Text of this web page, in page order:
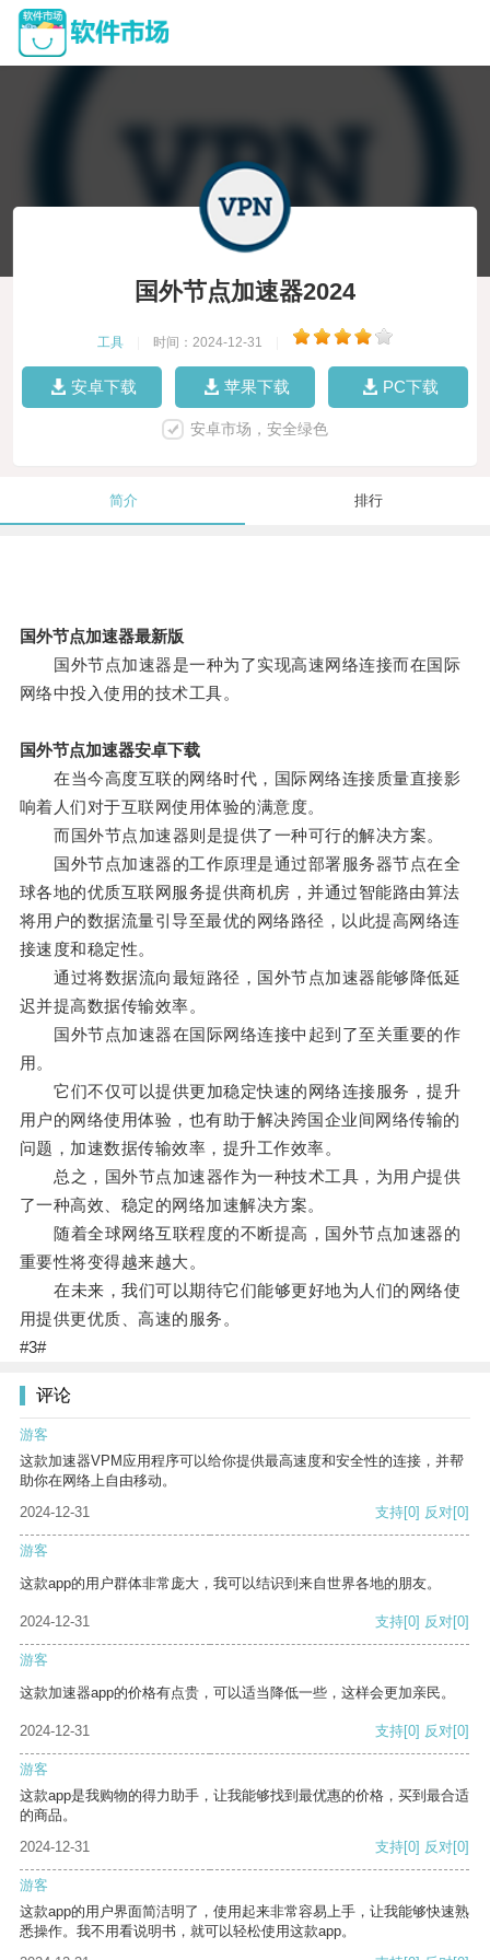
国外节点加速器2024
工具 时间：2024-12-31
安卓下载 苹果下载 PC下载
安卓市场，安全绿色
简介 排行
国外节点加速器最新版
国外节点加速器是一种为了实现高速网络连接而在国际
网络中投入使用的技术工具。
国外节点加速器安卓下载
在当今高度互联的网络时代，国际网络连接质量直接影
响着人们对于互联网使用体验的满意度。
而国外节点加速器则是提供了一种可行的解决方案。
国外节点加速器的工作原理是通过部署服务器节点在全
球各地的优质互联网服务提供商机房，并通过智能路由算法
将用户的数据流量引导至最优的网络路径，以此提高网络连
接速度和稳定性。
通过将数据流向最短路径，国外节点加速器能够降低延
迟并提高数据传输效率。
国外节点加速器在国际网络连接中起到了至关重要的作
用。
它们不仅可以提供更加稳定快速的网络连接服务，提升
用户的网络使用体验，也有助于解决跨国企业间网络传输的
问题，加速数据传输效率，提升工作效率。
总之，国外节点加速器作为一种技术工具，为用户提供
了一种高效、稳定的网络加速解决方案。
随着全球网络互联程度的不断提高，国外节点加速器的
重要性将变得越来越大。
在未来，我们可以期待它们能够更好地为人们的网络使
用提供更优质、高速的服务。
#3#
评论
游客
这款加速器VPM应用程序可以给你提供最高速度和安全性的连接，并帮
助你在网络上自由移动。
2024-12-31
支持[0] 反对[0]
游客
这款app的用户群体非常庞大，我可以结识到来自世界各地的朋友。
2024-12-31 支持[0] 反对[0]
游客
这款加速器app的价格有点贵，可以适当降低一些，这样会更加亲民。
2024-12-31 支持[0] 反对[0]
游客
这款app是我购物的得力助手，让我能够找到最优惠的价格，买到最合适
的商品。
2024-12-31
支持[0] 反对[0]
游客
这款app的用户界面简洁明了，使用起来非常容易上手，让我能够快速熟
悉操作。我不用看说明书，就可以轻松使用这款app。